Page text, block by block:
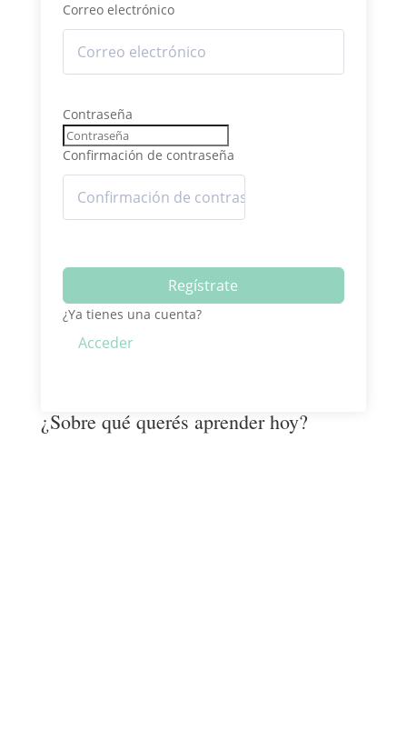
Correo electrónico
Contraseña
Confirmación de contraseña
Regístrate
¿Ya tienes una cuenta?
Acceder
¿Sobre qué querés aprender hoy?